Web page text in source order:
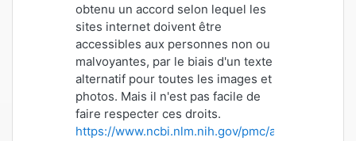
obtenu un accord selon lequel les
sites internet doivent être
accessibles aux personnes non ou
malvoyantes, par le biais d'un texte
alternatif pour toutes les images et
photos. Mais il n'est pas facile de
faire respecter ces droits.
https://www.ncbi.nlm.nih.gov/pmc/articles/